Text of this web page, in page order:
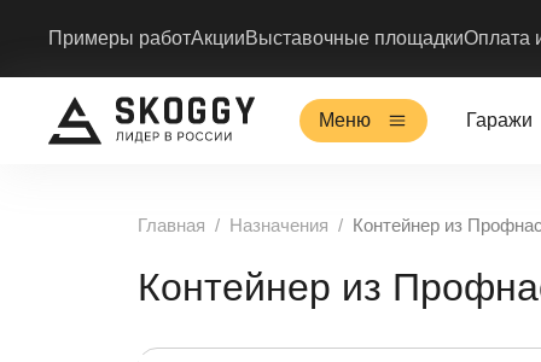
Примеры работАкцииВыставочные площадкиОплата
Меню Гаражи
Главная Назначения Контейнер из
Контейнер из